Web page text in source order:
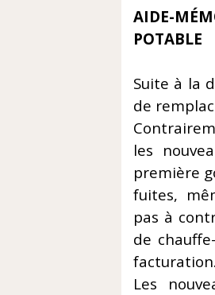
AIDE-
POTABLE
Suite à la
de
les
première
fuites,
pas à
de
Les